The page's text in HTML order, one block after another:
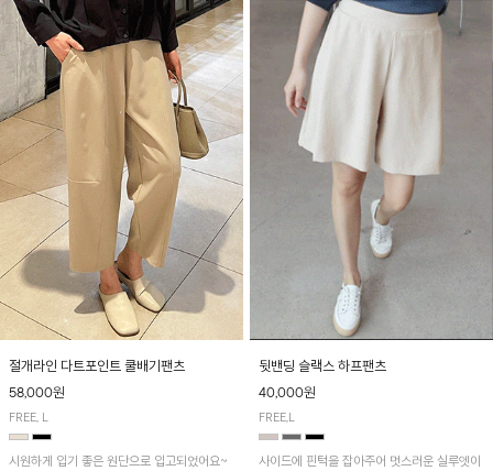
절개라인 다트포인트 쿨배기팬츠
58,000원
FREE, L
시원하게 입기 좋은 원단으로 입고되었어요~
뒷밴딩 슬랙스 하프팬츠
40,000원
FREE,L
사이드에 핀턱을 잡아주어 멋스러운 실루엣이